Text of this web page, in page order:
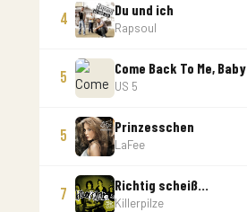
4
Du und ich
Rapsoul
5
Come Back To Me, Baby
US 5
5
Prinzesschen
LaFee
7
Richtig scheiß...
Killerpilze